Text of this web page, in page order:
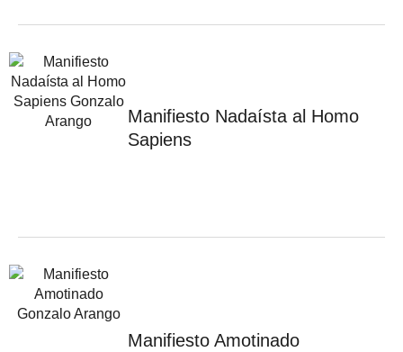
Manifiesto Nadaísta al Homo
Sapiens
Manifiesto Amotinado